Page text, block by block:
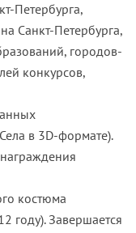
Петербурга,
Санкт-Петербурга,
городов-
конкурсов,
в 3D-формате).
костюма
году). Завершается